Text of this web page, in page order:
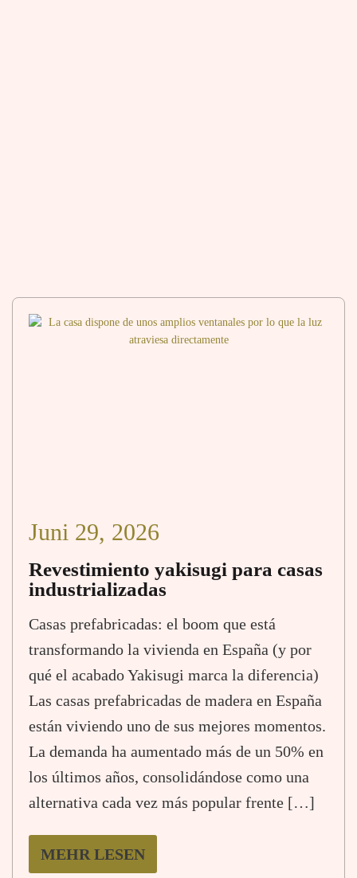
Juni 29, 2026
Revestimiento yakisugi para casas
industrializadas
Casas prefabricadas: el boom que está
transformando la vivienda en España (y por
qué el acabado Yakisugi marca la diferencia)
Las casas prefabricadas de madera en España
están viviendo uno de sus mejores momentos.
La demanda ha aumentado más de un 50% en
los últimos años, consolidándose como una
alternativa cada vez más popular frente […]
MEHR LESEN